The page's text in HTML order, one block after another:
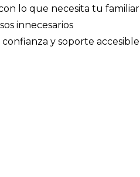
lo que necesita tu familiar
innecesarios
confianza y soporte accesible